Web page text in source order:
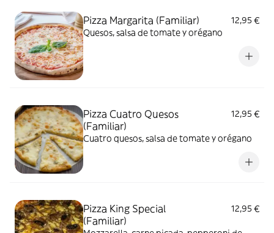
Pizza Margarita (Familiar)
12,95 €
Quesos, salsa de tomate y orégano
Pizza Cuatro Quesos
(Familiar)
12,95 €
Cuatro quesos, salsa de tomate y orégano
Pizza King Special
(Familiar)
12,95 €